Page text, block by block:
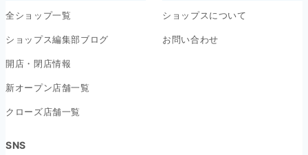
全ショップ一覧
ショップス編集部ブログ
開店・閉店情報
新オープン店舗一覧
クローズ店舗一覧
ショップスについて
お問い合わせ
SNS